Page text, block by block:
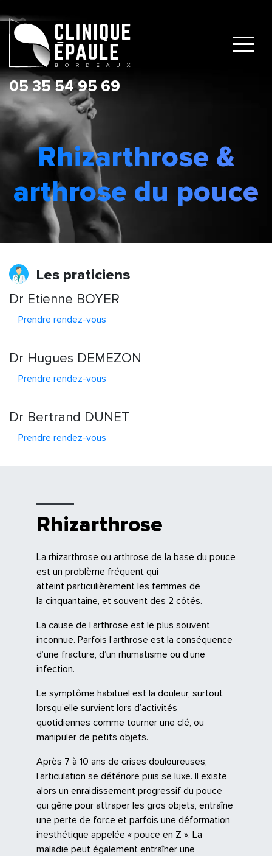
Rhizarthrose &
arthrose du pouce
Les praticiens
Dr Etienne BOYER
Prendre rendez-vous
Dr Hugues DEMEZON
Prendre rendez-vous
Dr Bertrand DUNET
Prendre rendez-vous
Rhizarthrose
La rhizarthrose ou arthrose de la base du pouce
est un problème fréquent qui
atteint particulièrement les femmes de
la cinquantaine, et souvent des 2 côtés.
La cause de l’arthrose est le plus souvent
inconnue. Parfois l’arthrose est la conséquence
d’une fracture, d’un rhumatisme ou d’une
infection.
Le symptôme habituel est la douleur, surtout
lorsqu’elle survient lors d’activités
quotidiennes comme tourner une clé, ou
manipuler de petits objets.
Après 7 à 10 ans de crises douloureuses,
l’articulation se détériore puis se luxe. Il existe
alors un enraidissement progressif du pouce
qui gêne pour attraper les gros objets, entraîne
une perte de force et parfois une déformation
inesthétique appelée « pouce en Z ». La
maladie peut également entraîner une